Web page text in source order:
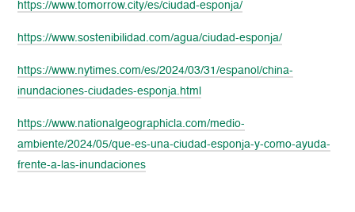
https://www.tomorrow.city/es/ciudad-esponja/
https://www.sostenibilidad.com/agua/ciudad-esponja/
https://www.nytimes.com/es/2024/03/31/espanol/china-
inundaciones-ciudades-esponja.html
https://www.nationalgeographicla.com/medio-
ambiente/2024/05/que-es-una-ciudad-esponja-y-como-ayuda-
frente-a-las-inundaciones